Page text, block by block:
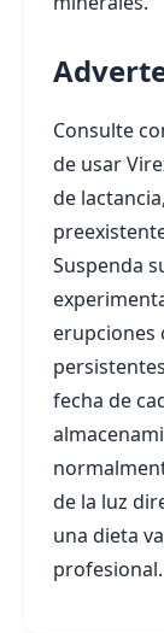
Consulte
de usar
de
Suspenda
erupciones
fecha de
de la luz
una dieta
profesional.